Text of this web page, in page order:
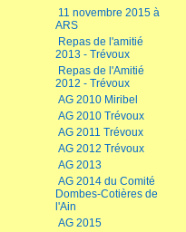
11 novembre 2015 à
ARS
Repas de l'amitié
2013 - Trévoux
Repas de l'Amitié
2012 - Trévoux
AG 2010 Miribel
AG 2010 Trévoux
AG 2011 Trévoux
AG 2012 Trévoux
AG 2013
AG 2014 du Comité
Dombes-Cotières de
l'Ain
AG 2015